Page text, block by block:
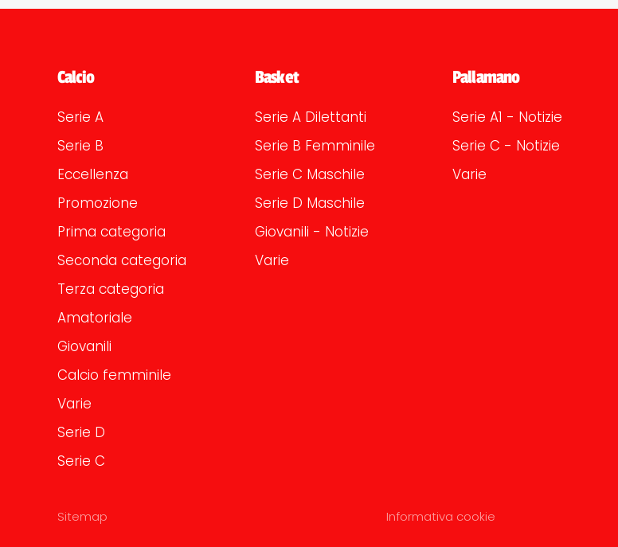
Calcio
Serie A
Serie B
Eccellenza
Promozione
Prima categoria
Seconda categoria
Terza categoria
Amatoriale
Giovanili
Calcio femminile
Varie
Serie D
Serie C
Basket
Serie A Dilettanti
Serie B Femminile
Serie C Maschile
Serie D Maschile
Giovanili - Notizie
Varie
Pallamano
Serie A1 - Notizie
Serie C - Notizie
Varie
Sitemap Informativa cookie